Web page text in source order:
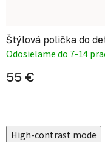
Štýlová polička do
Odosielame do 7-14
55 €
High-contrast mode